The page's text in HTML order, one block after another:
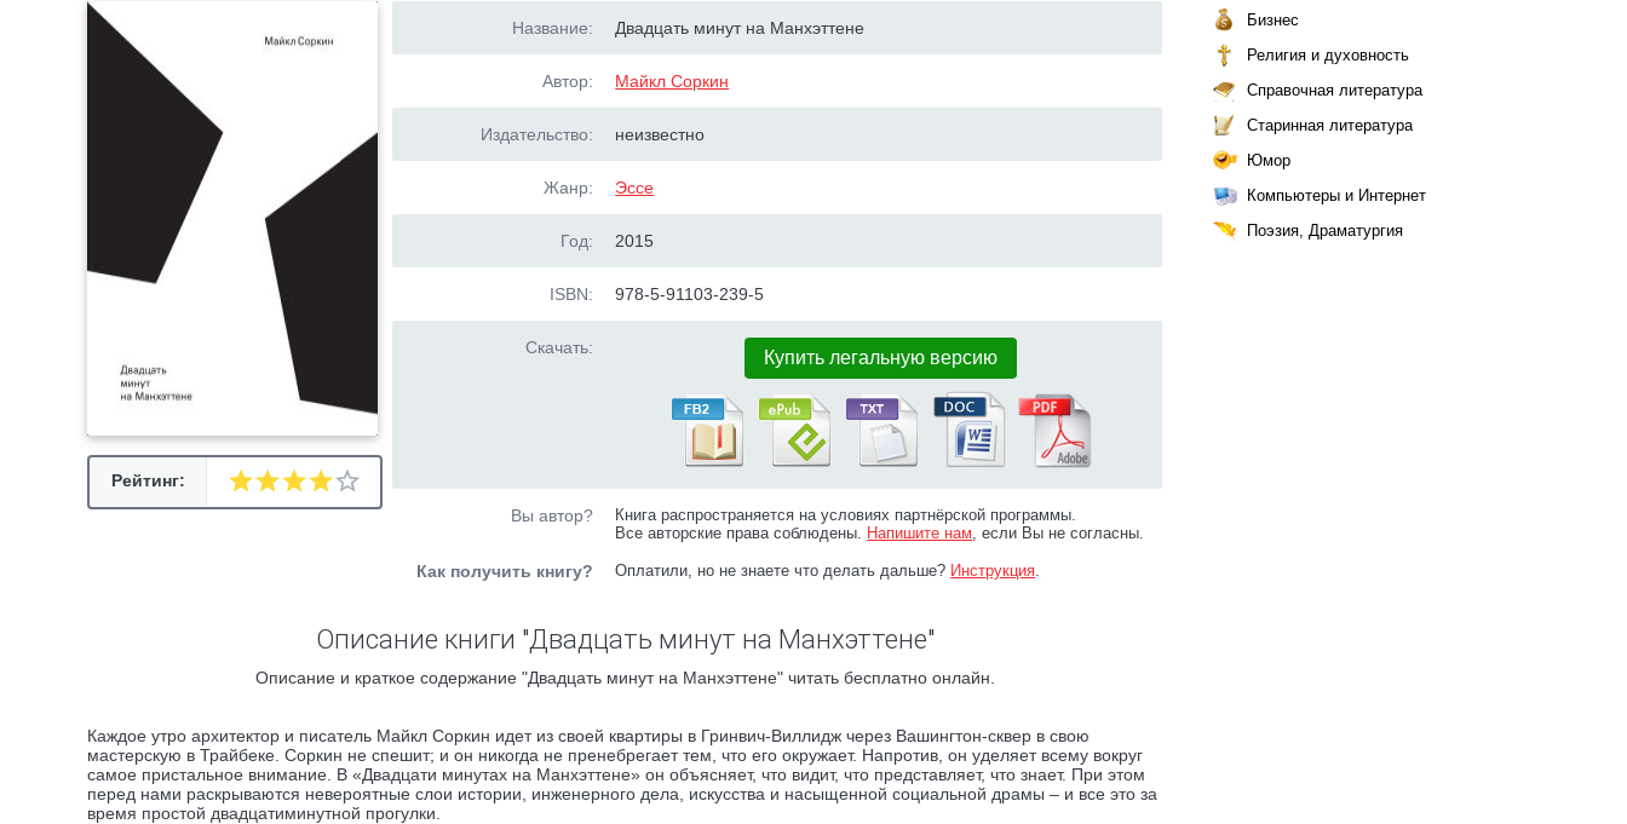
Рейтинг:
Название: Двадцать минут на Манхэттене
Автор: Майкл Соркин
Издательство: неизвестно
Жанр: Эссе
Год: 2015
ISBN: 978-5-91103-239-5
Скачать: Купить легальную версию
Вы автор?
Книга распространяется на условиях партнёрской программы.
Все авторские права соблюдены. Напишите нам, если Вы не согласны.
Как получить книгу? Оплатили, но не знаете что делать дальше? Инструкция.
Описание книги "Двадцать минут на Манхэттене"
Описание и краткое содержание "Двадцать минут на Манхэттене" читать бесплатно онлайн.
Каждое утро архитектор и писатель Майкл Соркин идет из своей квартиры в Гринвич-Виллидж через Вашингтон-сквер в свою
мастерскую в Трайбеке. Соркин не спешит; и он никогда не пренебрегает тем, что его окружает. Напротив, он уделяет всему вокруг
самое пристальное внимание. В «Двадцати минутах на Манхэттене» он объясняет, что видит, что представляет, что знает. При этом
перед нами раскрываются невероятные слои истории, инженерного дела, искусства и насыщенной социальной драмы – и все это за
время простой двадцатиминутной прогулки.
Бизнес
Религия и духовность
Справочная литература
Старинная литература
Юмор
Компьютеры и Интернет
Поэзия, Драматургия